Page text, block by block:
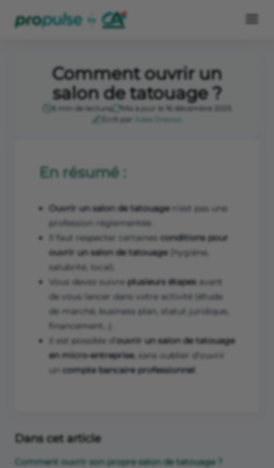
Comment ouvrir un
salon de tatouage ?
6 min de lecture
Mis à jour le 16 décembre 2025
Écrit par
Jules Drevon
En résumé :
Ouvrir un salon de tatouage n’est pas une
profession réglementée.
Il faut respecter certaines conditions pour
ouvrir un salon de tatouage(hygiène,
salubrité, local).
Vous devez suivre plusieurs étapes avant
de vous lancer dans votre activité (étude
de marché, business plan, statut juridique,
financement…).
Il est possible d’ ouvrir un salon de tatouage
en micro-entreprise, sans oublier d’ouvrir
un compte bancaire professionnel
Dans cet article
Comment ouvrir son propre salon de tatouage ?